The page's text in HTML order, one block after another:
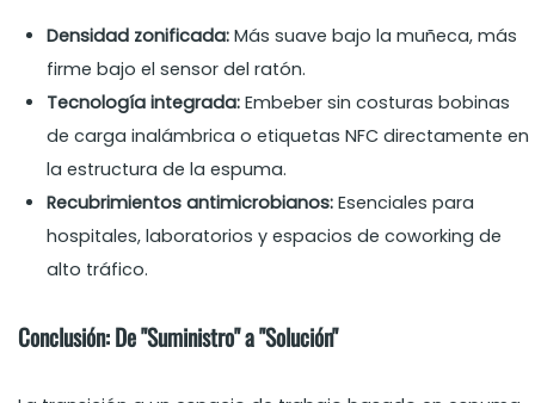
Densidad zonificada: Más suave bajo la muñeca, más
firme bajo el sensor del ratón.
Tecnología integrada: Embeber sin costuras bobinas
de carga inalámbrica o etiquetas NFC directamente en
la estructura de la espuma.
Recubrimientos antimicrobianos: Esenciales para
hospitales, laboratorios y espacios de coworking de
alto tráfico.
Conclusión: De "Suministro" a "Solución"